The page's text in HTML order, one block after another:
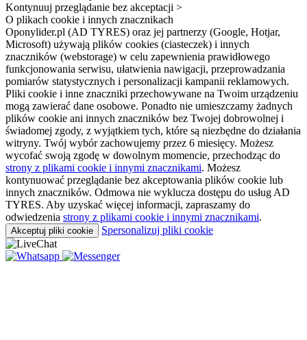
Kontynuuj przeglądanie bez akceptacji >
O plikach cookie i innych znacznikach
Oponylider.pl (AD TYRES) oraz jej partnerzy (Google, Hotjar,
Microsoft) używają plików cookies (ciasteczek) i innych
znaczników (webstorage) w celu zapewnienia prawidłowego
funkcjonowania serwisu, ułatwienia nawigacji, przeprowadzania
pomiarów statystycznych i personalizacji kampanii reklamowych.
Pliki cookie i inne znaczniki przechowywane na Twoim urządzeniu
mogą zawierać dane osobowe. Ponadto nie umieszczamy żadnych
plików cookie ani innych znaczników bez Twojej dobrowolnej i
świadomej zgody, z wyjątkiem tych, które są niezbędne do działania
witryny. Twój wybór zachowujemy przez 6 miesięcy. Możesz
wycofać swoją zgodę w dowolnym momencie, przechodząc do
strony z plikami cookie i innymi znacznikami. Możesz
kontynuować przeglądanie bez akceptowania plików cookie lub
innych znaczników. Odmowa nie wyklucza dostępu do usług AD
TYRES. Aby uzyskać więcej informacji, zapraszamy do
odwiedzenia strony z plikami cookie i innymi znacznikami.
Akceptuj pliki cookie Spersonalizuj pliki cookie